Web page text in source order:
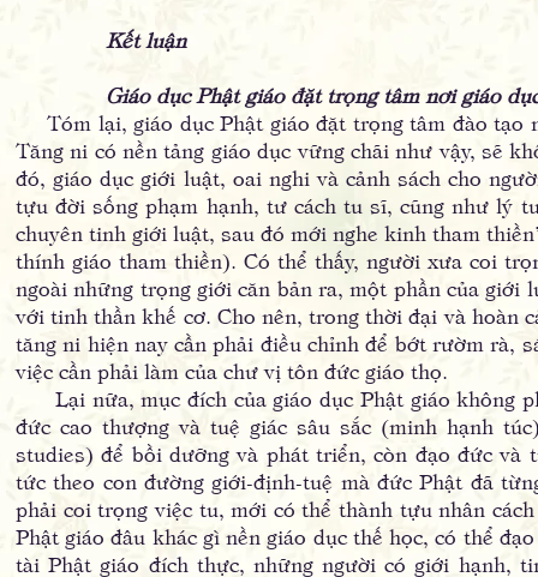
Kết luận
Giáo dục Phật giáo đặt trọng tâm nơi giáo dục
Tóm lại, giáo dục Phật giáo đặt trọng tâm đào tạo
Tăng ni có nền tảng giáo dục vững chãi như vậy, sẽ
đó, giáo dục giới luật, oai nghi và cảnh sách cho
tựu đời sống phạm hạnh, tư cách tu sĩ, cũng như lý
chuyên tinh giới luật, sau đó mới nghe kinh tham
thính giáo tham thiền). Có thể thấy, người xưa coi
ngoài những trọng giới căn bản ra, một phần của giới
với tinh thần khế cơ. Cho nên, trong thời đại và hoàn
tăng ni hiện nay cần phải điều chỉnh để bớt rườm rà,
việc cần phải làm của chư vị tôn đức giáo thọ.
Lại nữa, mục đích của giáo dục Phật giáo không
đức cao thượng và tuệ giác sâu sắc (minh hạnh
studies) để bồi dưỡng và phát triển, còn đạo đức và
tức theo con đường giới-định-tuệ mà đức Phật đã
phải coi trọng việc tu, mới có thể thành tựu nhân
Phật giáo đâu khác gì nền giáo dục thế học, có thể
tài Phật giáo đích thực, những người có giới hạnh,